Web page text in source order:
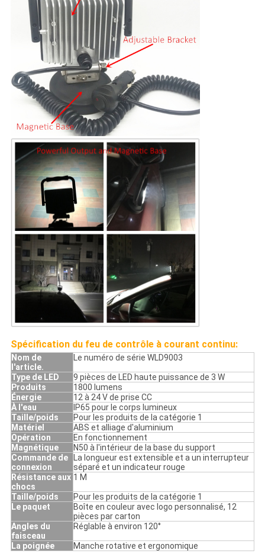
Spécification du feu de contrôle à courant continu:
Nom de
l'article.
Le numéro de série WLD9003
Type de LED
9 pièces de LED haute puissance de 3 W
Produits
1800 lumens
Énergie
12 à 24 V de prise CC
À l'eau
IP65 pour le corps lumineux
Taille/poids
Pour les produits de la catégorie 1
Matériel
ABS et alliage d'aluminium
Opération
En fonctionnement
Magnétique
N50 à l'intérieur de la base du support
Commande de
connexion
La longueur est extensible et a un interrupteur
séparé et un indicateur rouge
Résistance aux
chocs
1 M
Taille/poids
Pour les produits de la catégorie 1
Le paquet
Boîte en couleur avec logo personnalisé, 12
pièces par carton
Angles du
faisceau
Réglable à environ 120°
La poignée Manche rotative et ergonomique